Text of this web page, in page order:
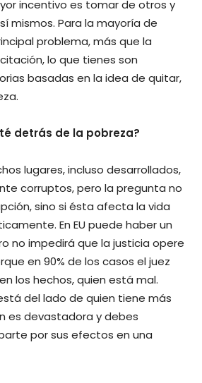
incentivo es tomar de otros y
mismos. Para la mayoría de
problema, más que la
lo que tienes son
basadas en la idea de quitar,
detrás de la pobreza?
lugares, incluso desarrollados,
corruptos, pero la pregunta no
sino si ésta afecta la vida
En EU puede haber un
no impedirá que la justicia opere
en 90% de los casos el juez
los hechos, quien está mal.
del lado de quien tiene más
es devastadora y debes
por sus efectos en una